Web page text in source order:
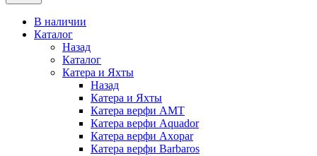
В наличии
Каталог
Назад
Каталог
Катера и Яхты
Назад
Катера и Яхты
Катера верфи AMT
Катера верфи Aquador
Катера верфи Axopar
Катера верфи Barbaros